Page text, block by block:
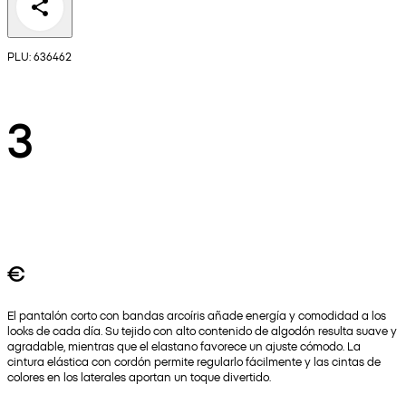
PLU: 636462
3
€
El pantalón corto con bandas arcoíris añade energía y comodidad a los
looks de cada día. Su tejido con alto contenido de algodón resulta suave y
agradable, mientras que el elastano favorece un ajuste cómodo. La
cintura elástica con cordón permite regularlo fácilmente y las cintas de
colores en los laterales aportan un toque divertido.